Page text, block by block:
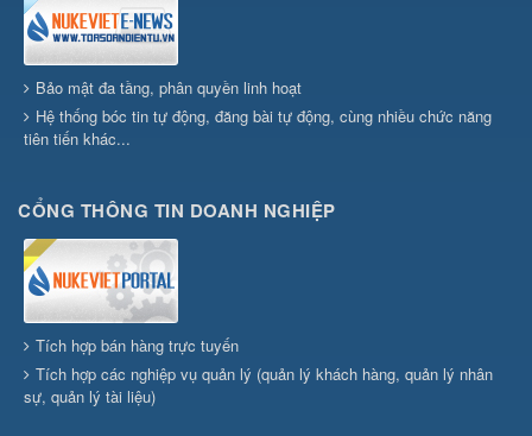
Bảo mật đa tầng, phân quyền linh hoạt
Hệ thống bóc tin tự động, đăng bài tự động, cùng nhiều chức năng
tiên tiến khác...
CỔNG THÔNG TIN DOANH NGHIỆP
Tích hợp bán hàng trực tuyến
Tích hợp các nghiệp vụ quản lý (quản lý khách hàng, quản lý nhân
sự, quản lý tài liệu)